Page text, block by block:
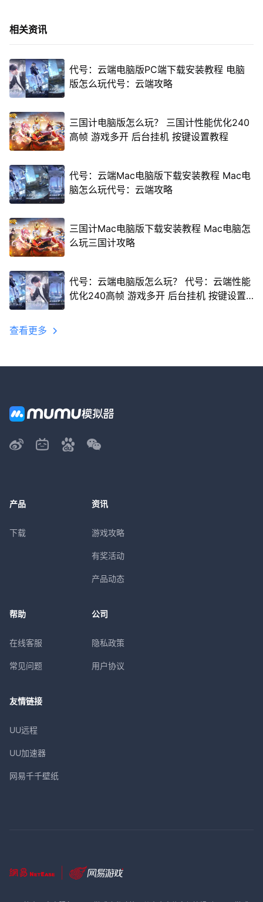
相关资讯
代号：云端电脑版PC端下载安装教程 电脑
版怎么玩代号：云端攻略
三国计电脑版怎么玩？ 三国计性能优化240
高帧 游戏多开 后台挂机 按键设置教程
代号：云端Mac电脑版下载安装教程 Mac电
脑怎么玩代号：云端攻略
三国计Mac电脑版下载安装教程 Mac电脑怎
么玩三国计攻略
代号：云端电脑版怎么玩？ 代号：云端性能
优化240高帧 游戏多开 后台挂机 按键设置
查看更多
产品
下载
资讯
游戏攻略
有奖活动
产品动态
帮助
在线客服
常见问题
公司
隐私政策
用户协议
友情链接
UU远程
UU加速器
网易千千壁纸